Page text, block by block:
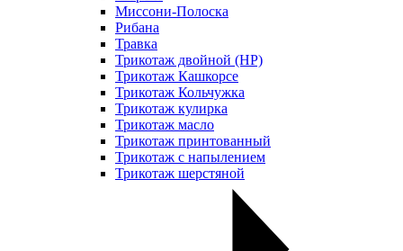
Миссони-Полоска
Рибана
Травка
Трикотаж двойной (НР)
Трикотаж Кашкорсе
Трикотаж Кольчужка
Трикотаж кулирка
Трикотаж масло
Трикотаж принтованный
Трикотаж с напылением
Трикотаж шерстяной